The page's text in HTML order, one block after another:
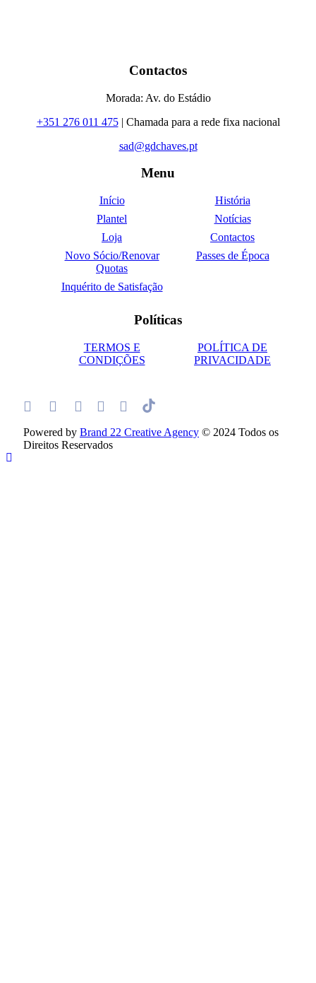
Contactos
Morada: Av. do Estádio
+351 276 011 475| Chamada para a rede fixa nacional
sad@gdchaves.pt
Menu
Início
História
Plantel
Notícias
Loja
Contactos
Novo Sócio/Renovar
Quotas
Passes de Época
Inquérito de Satisfação
Políticas
TERMOS E
CONDIÇÕES
POLÍTICA DE
PRIVACIDADE
Powered by Brand 22 Creative Agency © 2024 Todos os
Direitos Reservados